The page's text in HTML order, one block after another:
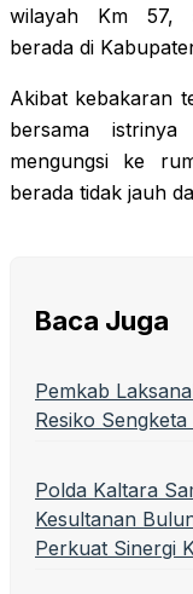
wilayah Km 57,
berada di
Akibat kebakaran
bersama
mengungsi ke
berada tidak jauh
Baca Juga
Pemkab
Resiko
Polda Kaltara
Kesultanan
Perkuat Sinergi